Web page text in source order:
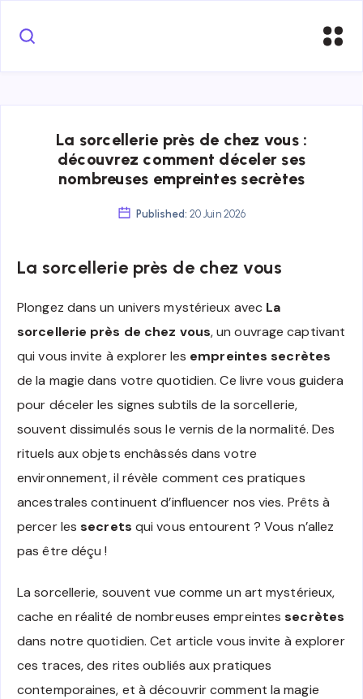
La sorcellerie près de chez vous :
découvrez comment déceler ses
nombreuses empreintes secrètes
Published: 20 Juin 2026
La sorcellerie près de chez vous
Plongez dans un univers mystérieux avec La
sorcellerie près de chez vous, un ouvrage captivant
qui vous invite à explorer les empreintes secrètes
de la magie dans votre quotidien. Ce livre vous guidera
pour déceler les signes subtils de la sorcellerie,
souvent dissimulés sous le vernis de la normalité. Des
rituels aux objets enchâssés dans votre
environnement, il révèle comment ces pratiques
ancestrales continuent d’influencer nos vies. Prêts à
percer lessecrets qui vous entourent ? Vous n’allez
pas être déçu !
La sorcellerie, souvent vue comme un art mystérieux,
cache en réalité de nombreuses empreintessecrètes
dans notre quotidien. Cet article vous invite à explorer
ces traces, des rites oubliés aux pratiques
contemporaines, et à découvrir comment la magie